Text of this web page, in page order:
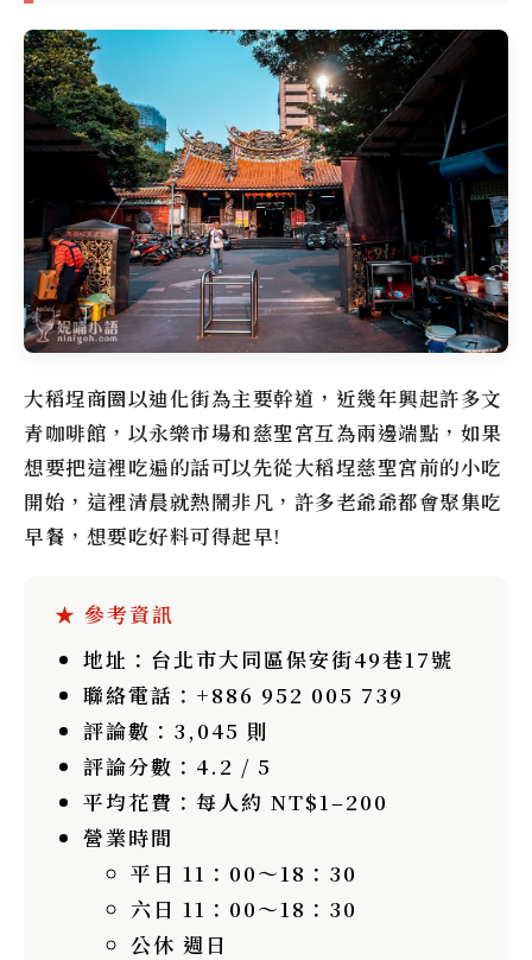
大稻埕商圈以迪化街為主要幹道，近幾年興起許多文
青咖啡館，以永樂市場和慈聖宮互為兩邊端點，如果
想要把這裡吃遍的話可以先從大稻埕慈聖宮前的小吃
開始，這裡清晨就熱鬧非凡，許多老爺爺都會聚集吃
早餐，想要吃好料可得起早!
地址 ：台北市大同區保安街49巷17號
聯絡電話 ：+886 952 005 739
評論數 ：3,045 則
評論分數 ：4.2 / 5
平均花費 ：每人約 NT$1–200
營業時間
平日 11：00～18：30
六日 11：00～18：30
公休 週日